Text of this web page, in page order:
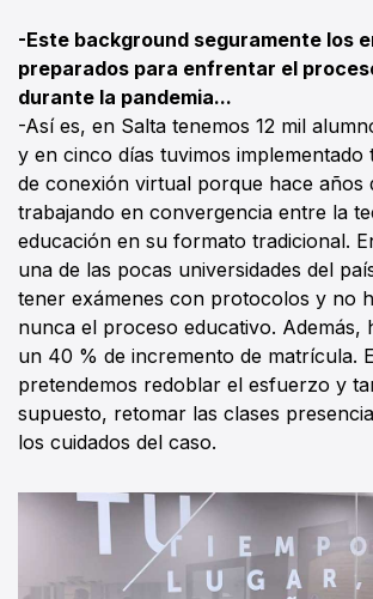
-Este background seguramente los
preparados para enfrentar el
durante la pandemia...
-Así es, en Salta tenemos 12 mil
y en cinco días tuvimos implementado
de conexión virtual porque hace años
trabajando en convergencia entre la
educación en su formato tradicional.
una de las pocas universidades del
tener exámenes con protocolos y no
nunca el proceso educativo. Además,
un 40 % de incremento de matrícula.
pretendemos redoblar el esfuerzo y
supuesto, retomar las clases
los cuidados del caso.